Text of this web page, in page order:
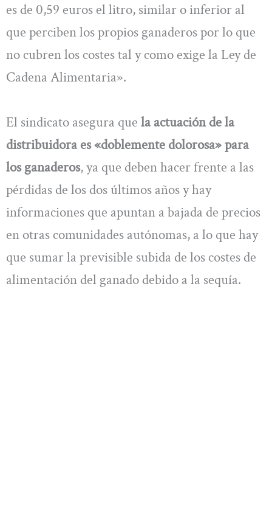
es de 0,59 euros el litro, similar o inferior al
que perciben los propios ganaderos por lo que
no cubren los costes tal y como exige la Ley de
Cadena Alimentaria».
El sindicato asegura que la actuación de la
distribuidora es «doblemente dolorosa» para
los ganaderos, ya que deben hacer frente a las
pérdidas de los dos últimos años y hay
informaciones que apuntan a bajada de precios
en otras comunidades autónomas, a lo que hay
que sumar la previsible subida de los costes de
alimentación del ganado debido a la sequía.